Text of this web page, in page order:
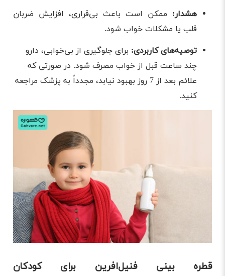
هشدار: ممکن است باعث بی‌قراری، افزایش ضربان
قلب یا مشکلات خواب شود.
توصیه‌های کاربردی: برای جلوگیری از بی‌‌خوابی، دارو
چند ساعت قبل از خواب مصرف شود. در صورتی که
علائم بعد از 7 روز بهبود نیابد، مجدداً به پزشک مراجعه
کنید.
قطره بینی فنیل‌افرین برای کودکان